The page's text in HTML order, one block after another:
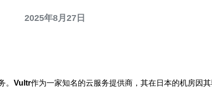
2025年8月27日
。 Vultr作为一家知名的云服务提供商，其在日本的机房因